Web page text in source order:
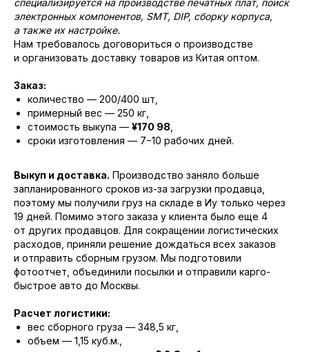
специализируется на производстве печатных плат, поиск
электронных компонентов, SMT, DIP, сборку корпуса,
а также их настройке.
Нам требовалось договориться о производстве
и организовать доставку товаров из Китая оптом.
Заказ:
количество — 200/400 шт,
примерный вес — 250 кг,
стоимость выкупа — ¥170 98
сроки изготовления — 7−10 рабочих дней.
Выкуп и доставка. Производство заняло больше
запланированного сроков из-за загрузки продавца,
поэтому мы получили груз на складе в Иу только через
19 дней. Помимо этого заказа у клиента было еще 4
от других продавцов. Для сокращении логистических
расходов, приняли решение дождаться всех заказов
и отправить сборным грузом. Мы подготовили
фотоотчет, объединили посылки и отправили карго-
быстрое авто до Москвы.
Расчет логистики:
вес сборного груза — 348,5 кг,
объем — 1,15 куб.м.,